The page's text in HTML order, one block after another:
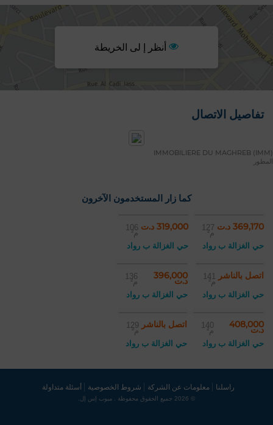
أنظر إ لى الخريطة
تفاصيل الاتصال
IMMOBILIERE DU MAGHREB (IMM)
المطور
كما زار المستخدمون الآخرون
369,170 د.ت 127
م²
حي الغزالة ب رواد
319,000 د.ت 106
م²
حي الغزالة ب رواد
اتصل بالناشر 141
م²
حي الغزالة ب رواد
396,000
د.ت 136
م²
حي الغزالة ب رواد
408,000
د.ت 140
م²
حي الغزالة ب رواد
اتصل بالناشر 129
م²
حي الغزالة ب رواد
راسلنا معلومات عن الشركة شروط الخصوصية أسئلة متداولة
© 2026 جميع الحقوق محفوظة . مبوب إس إل.